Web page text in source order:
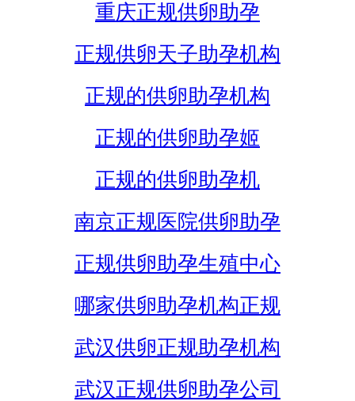
重庆正规供卵助孕
正规供卵天子助孕机构
正规的供卵助孕机构
正规的供卵助孕姬
正规的供卵助孕机
南京正规医院供卵助孕
正规供卵助孕生殖中心
哪家供卵助孕机构正规
武汉供卵正规助孕机构
武汉正规供卵助孕公司